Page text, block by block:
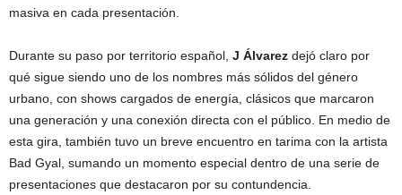
masiva en cada presentación.
Durante su paso por territorio español, J Álvarez dejó claro por
qué sigue siendo uno de los nombres más sólidos del género
urbano, con shows cargados de energía, clásicos que marcaron
una generación y una conexión directa con el público. En medio de
esta gira, también tuvo un breve encuentro en tarima con la artista
Bad Gyal, sumando un momento especial dentro de una serie de
presentaciones que destacaron por su contundencia.